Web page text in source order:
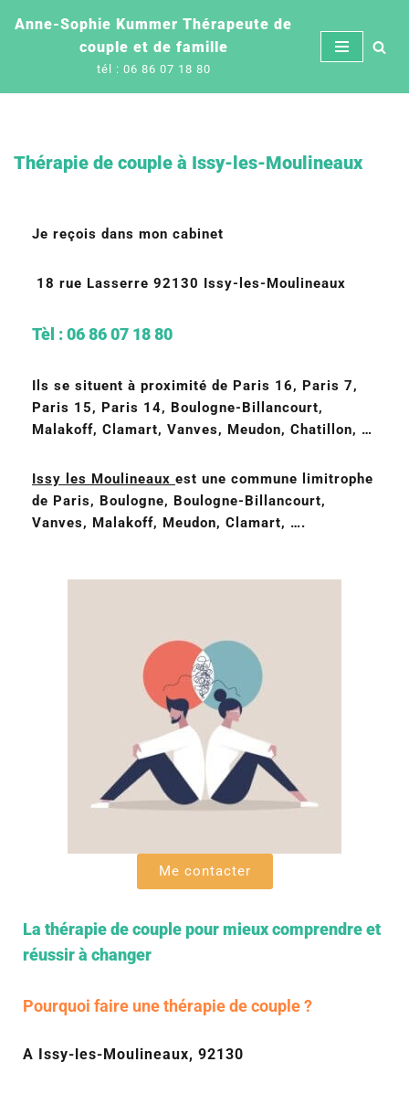
contenu
Anne-Sophie Kummer Thérapeute de
couple et de famille
tél : 06 86 07 18 80
Thérapie de couple à Issy-les-Moulineaux
Je reçois dans mon cabinet
18 rue Lasserre 92130 Issy-les-Moulineaux
Tèl : 06 86 07 18 80
Ils se situent à proximité de Paris 16, Paris 7,
Paris 15, Paris 14, Boulogne-Billancourt,
Malakoff, Clamart, Vanves, Meudon, Chatillon, …
Issy les Moulineaux est une commune limitrophe
de Paris, Boulogne, Boulogne-Billancourt,
Vanves, Malakoff, Meudon, Clamart, ….
Me contacter
La thérapie de couple pour mieux comprendre et
réussir à changer
Pourquoi faire une thérapie de couple ?
A Issy-les-Moulineaux, 92130